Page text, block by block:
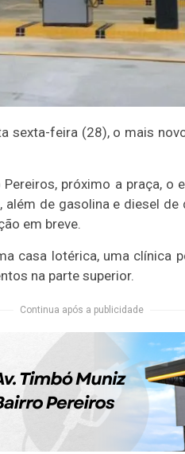
sexta-feira (28), o mais
próximo a praça,
de gasolina e diesel
em breve.
casa lotérica, uma clínica
na parte superior.
Continua após a publicidade